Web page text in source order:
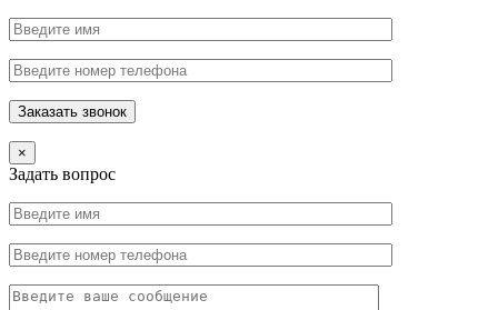
×
Задать вопрос